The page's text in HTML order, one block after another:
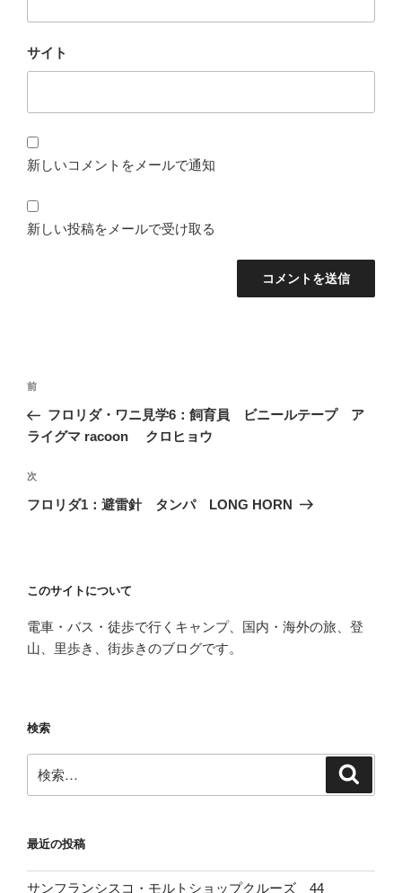
サイト
新しいコメントをメールで通知
新しい投稿をメールで受け取る
投
ナ
ゲ
ー
前
の
投
前
フロリダ・ワニ見学6：飼育員 ビニールテープ ア
ライグマ racoon クロヒョウ
次
の
次
フロリダ1：避雷針 タンパ LONG HORN
このサイトについて
電車・バス・徒歩で行くキャンプ、国内・海外の旅、登
山、里歩き、街歩きのブログです。
検索
索:
最近の投稿
サンフランシスコ・モルトショップクルーズ 44